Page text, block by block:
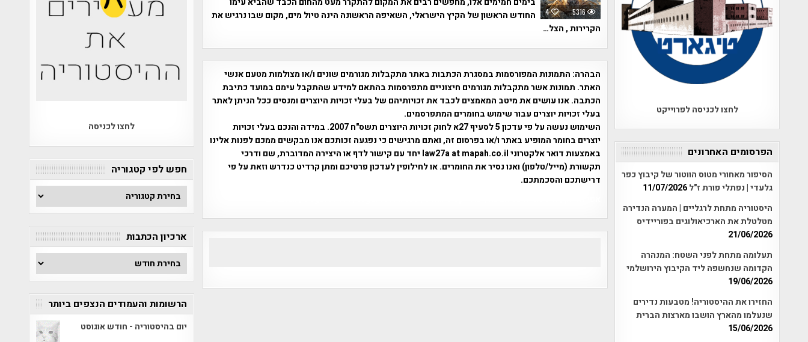
4 5316
החודש הראשון של הקיץ הישראלי, השאיפה הראשונה הינה טיול מים, מקום שבו נרגיש את
הקרירות , הצל…
הבהרה: התמונות המפורסמות במסגרת הכתבות באתר מתקבלות מגורמים שונים ו/או מצולמות מטעם אנשי
האתר. תמונות אשר מתקבלות מגורמים חיצוניים מתפרסמות בהתאם למידע שהתקבל עימם במועד כתיבת
הכתבה. אנו עושים את מיטב המאמצים לכבד את זכויותיהם של בעלי זכויות היוצרים ומנסים ככל הניתן לאתר
בעלי זכויות יוצרים עבור שימוש בחומרים המתפרסמים.
השימוש נעשה על פי עדכון 5 לסעיף 27א לחוק זכויות היוצרים תשס"ח 2007. במידה והנכם בעלי זכויות
יוצרים בחומר המופיע באתר ו/או בפרסום זה, ואתם מרגישים כי נפגעה זכותכם אנו מבקשים ממכם לפנות אלינו
באמצעות דואר אלקטרוני law27a at mapah.co.il יחד עם קישור לדף או היצירה המדוברת, שם ודרכי
תקשורת (מייל/טלפון) ואנו נסיר את החומרים. או לחילופין לעדכון פרטיכם ומתן קרדיט כנדרש וזאת על פי
דרישתכם והסכמתכם.
לחצו לכניסה לפרוייקט
הפרסומים האחרונים
הסיפור מאחורי מטוס הווטור של קיבוץ כפר
גלעדי | נפתלי פורת ז"ל11/07/2026
היסטוריה מתחת לרגליים | המערה הנדירה
מטלטלת את הארכיאולוגים בפוריידיס
21/06/2026
תעלומה מתחת לפני השטח: המנהרה
הקדומה שנחשפה ליד הקיבוץ הירושלמי
19/06/2026
החזירו את ההיסטוריה! מטבעות נדירים
שנעלמו מהארץ הושבו מארצות הברית
15/06/2026
לחצו לכניסה
חפש לפי קטגוריה
חפש
לפי
קטגוריה
ארכיון הכתבות
ארכיון
הכתבות
הרשומות והעמודים הנצפים ביותר
יום בהיסטוריה - חודש אוגוסט